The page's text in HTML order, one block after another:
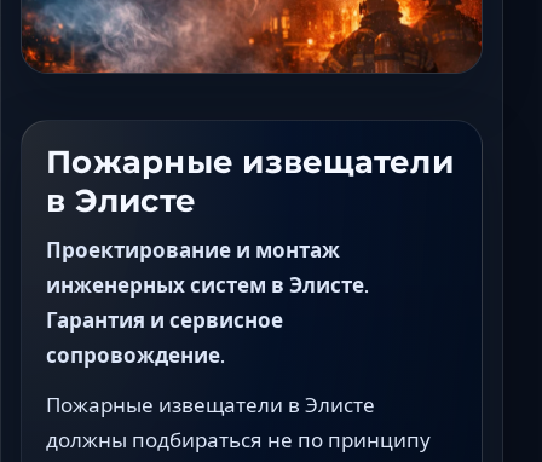
Ставрополь
Таганрог
Феодосия
Шахты
Пожарные извещатели
в Элисте
Проектирование и монтаж
инженерных систем в Элисте.
Гарантия и сервисное
сопровождение.
Пожарные извещатели в Элисте
должны подбираться не по принципу